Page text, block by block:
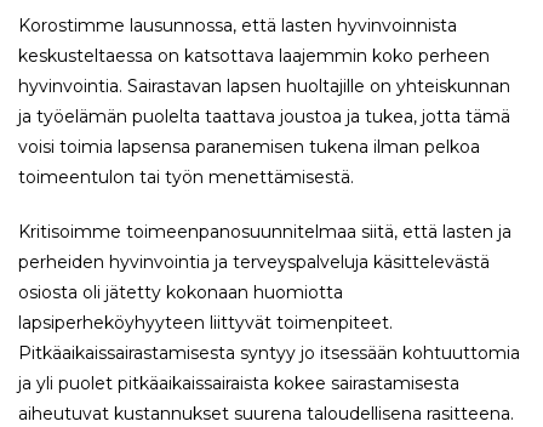
Korostimme lausunnossa, että lasten hyvinvoinnista
keskusteltaessa on katsottava laajemmin koko perheen
hyvinvointia. Sairastavan lapsen huoltajille on yhteiskunnan
ja työelämän puolelta taattava joustoa ja tukea, jotta tämä
voisi toimia lapsensa paranemisen tukena ilman pelkoa
toimeentulon tai työn menettämisestä.
Kritisoimme toimeenpanosuunnitelmaa siitä, että lasten ja
perheiden hyvinvointia ja terveyspalveluja käsittelevästä
osiosta oli jätetty kokonaan huomiotta
lapsiperheköyhyyteen liittyvät toimenpiteet.
Pitkäaikaissairastamisesta syntyy jo itsessään kohtuuttomia
ja yli puolet pitkäaikaissairaista kokee sairastamisesta
aiheutuvat kustannukset suurena taloudellisena rasitteena.